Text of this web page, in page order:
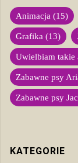
Animacja (15)
Grafika (13)
Uwielbiam takie
Zabawne psy
Zabawne psy
KATEGORIE